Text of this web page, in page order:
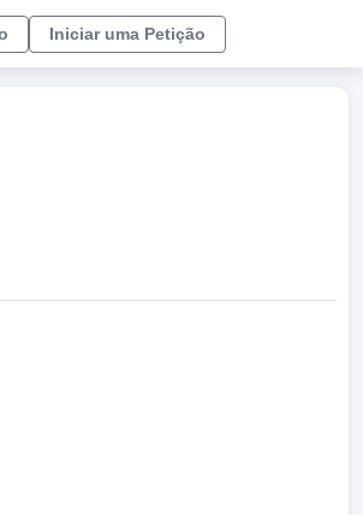
Iniciar uma Petição